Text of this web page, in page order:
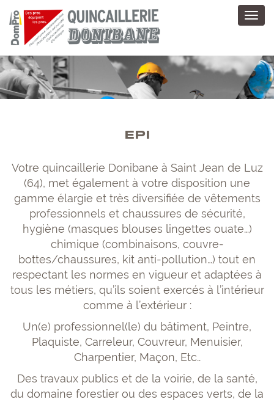
EPI
Votre quincaillerie Donibane à Saint Jean de Luz
(64), met également à votre disposition une
gamme élargie et très diversifiée de vêtements
professionnels et chaussures de sécurité,
hygiène (masques blouses lingettes ouate…)
chimique (combinaisons, couvre-
bottes/chaussures, kit anti-pollution…) tout en
respectant les normes en vigueur et adaptées à
tous les métiers, qu’ils soient exercés à l’intérieur
comme à l’extérieur :
Un(e) professionnel(le) du bâtiment, Peintre,
Plaquiste, Carreleur, Couvreur, Menuisier,
Charpentier, Maçon, Etc..
Des travaux publics et de la voirie, de la santé,
du domaine forestier ou des espaces verts, de la